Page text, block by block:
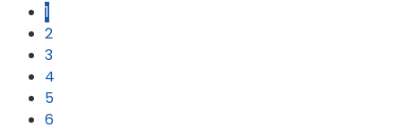
1
2
3
4
5
6